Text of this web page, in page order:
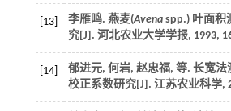
[13] 李雁鸣. 燕麦(Avenaspp.) 叶面积
究[J]. 河北农业大学学报, 1993,
[14] 郁进元, 何岩, 赵忠福, 等. 长宽法
校正系数研究[J]. 江苏农业科学,